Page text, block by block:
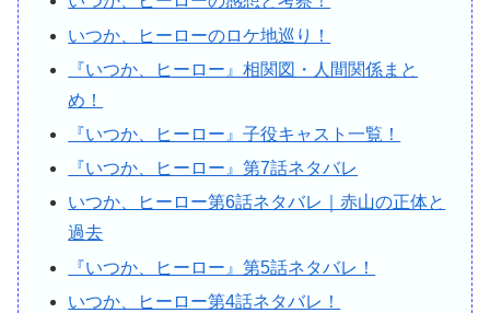
いつか、ヒーローのロケ地巡り！
『いつか、ヒーロー』相関図・人間関係まと
め！
『いつか、ヒーロー』子役キャスト一覧！
『いつか、ヒーロー』第7話ネタバレ
いつか、ヒーロー第6話ネタバレ｜赤山の正体と
過去
『いつか、ヒーロー』第5話ネタバレ！
いつか、ヒーロー第4話ネタバレ！